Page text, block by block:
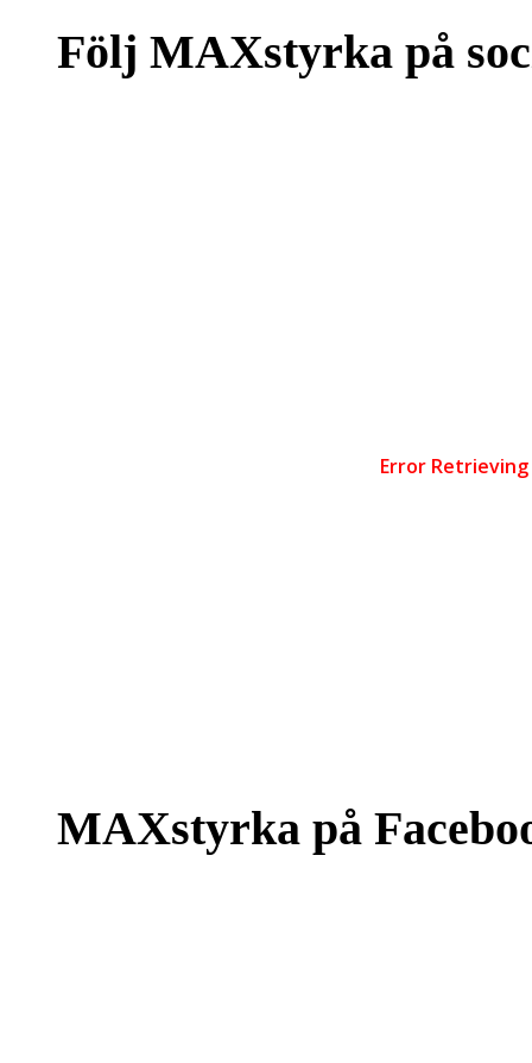
Följ MAXstyrka på
MAXstyrka på